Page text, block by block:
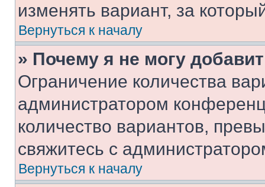
изменять вариант, за
Вернуться к началу
» Почему я не могу
Ограничение количества
администратором
количество вариантов,
свяжитесь с
Вернуться к началу